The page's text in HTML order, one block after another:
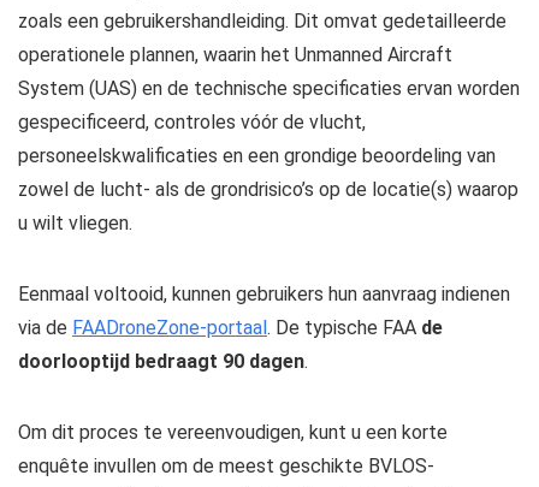
zoals een gebruikershandleiding. Dit omvat gedetailleerde
operationele plannen, waarin het Unmanned Aircraft
System (UAS) en de technische specificaties ervan worden
gespecificeerd, controles vóór de vlucht,
personeelskwalificaties en een grondige beoordeling van
zowel de lucht- als de grondrisico’s op de locatie(s) waarop
u wilt vliegen.
Eenmaal voltooid, kunnen gebruikers hun aanvraag indienen
via de FAADroneZone-portaal . De typische FAA de
doorlooptijd bedraagt ​​90 dagen.
Om dit proces te vereenvoudigen, kunt u een korte
enquête invullen om de meest geschikte BVLOS-